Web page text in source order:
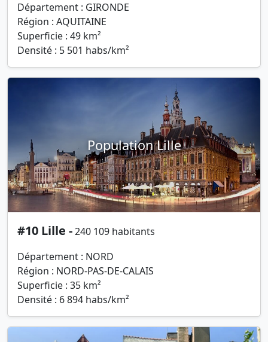
Département : GIRONDE
Région : AQUITAINE
Superficie : 49 km²
Densité : 5 501 habs/km²
Population Lille
#10 Lille -240 109 habitants
Département : NORD
Région : NORD-PAS-DE-CALAIS
Superficie : 35 km²
Densité : 6 894 habs/km²